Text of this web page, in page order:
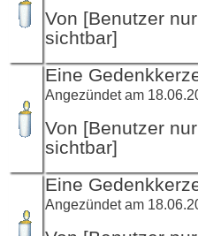
Von [Benutzer
sichtbar]
Eine
Angezündet am
Von [Benutzer
sichtbar]
Eine
Angezündet am